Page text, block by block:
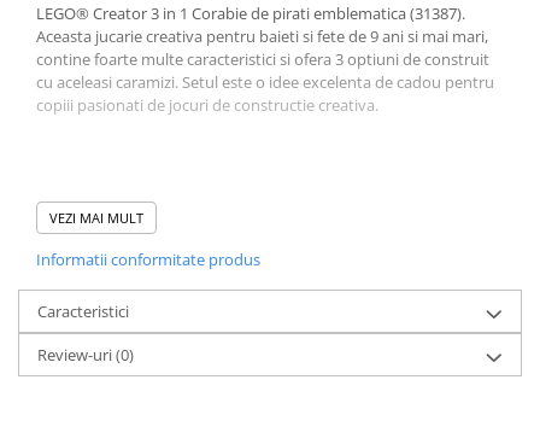
Pokemon
One Piece
Lord of The Rings
Harry Potter
Star Trek
Fallout
Stranger Things
Collectibles
LEGO® Creator 3 in 1 Corabie de pirati emblematica (31387).
Aceasta jucarie creativa pentru baieti si fete de 9 ani si mai mari,
contine foarte multe caracteristici si ofera 3 optiuni de construit
cu aceleasi caramizi. Setul este o idee excelenta de cadou pentru
copiii pasionati de jocuri de constructie creativa.
Cei mici pot asambla o corabie mare cu ancora mobila, vele
articulate, 2 tunuri pentru a infrunta un monstru marin cu
mobila, un compartiment secret cu un cufar de comori si o gabie.
Pasionatii de jocuri de constructie pot indeparta o sectiune a
puntii pentru a dezvalui cala corabiei.
VEZI MAI MULT
Informatii conformitate produs
Caracteristici
Review-uri(0)